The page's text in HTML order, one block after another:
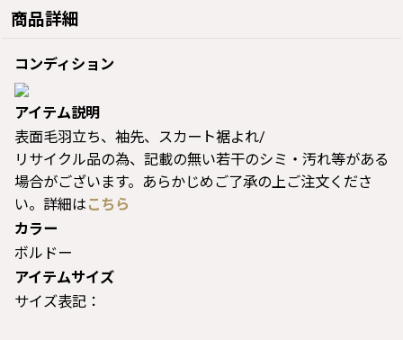
商品詳細
コンディション
アイテム説明
表面毛羽立ち、袖先、スカート裾よれ/
リサイクル品の為、記載の無い若干のシミ・汚れ等がある
場合がございます。あらかじめご了承の上ご注文くださ
い。詳細は こちら
カラー
ボルドー
アイテムサイズ
サイズ表記：